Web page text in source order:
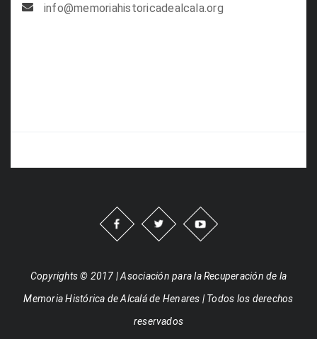
info@memoriahistoricadealcala.org
Copyrights © 2017 | Asociación para la Recuperación de la
Memoria Histórica de Alcalá de Henares | Todos los derechos
reservados